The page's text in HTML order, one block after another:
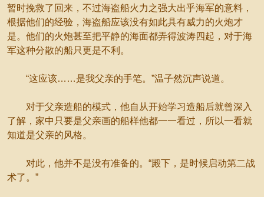
暂时挽救了回来，不过海盗船火力之强大出乎海军的意料，
根据他们的经验，海盗船应该没有如此具有威力的火炮才
是。他们的火炮甚至把平静的海面都弄得波涛四起，对于海
军这种分散的船只更是不利。
“这应该……是我父亲的手笔。”温子然沉声说道。
对于父亲造船的模式，他自从开始学习造船后就曾深入
了解，家中只要是父亲画的船样他都一一看过，所以一看就
知道是父亲的风格。
对此，他并不是没有准备的。“殿下，是时候启动第二战
术了。”